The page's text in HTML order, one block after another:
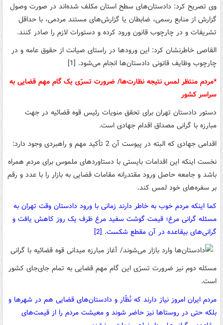
وی تصریح کرد: دادستان‌های سطح استان مکلف شده‌اند در صورت وصول
گزارش از منابع رسمی، ضابطان یا گزارش‌های مستند مردمی، با حداقل
تشریفات و در چارچوب قانون ورود کرده و دستورات لازم را صادر کنند.
القاصی خاطرنشان کرد: این ورودها در راستای صیانت از حقوق عامه و در
چارچوب وظایف قانونی دادستان‌ها انجام می‌شود. [1]
*مردم منتظر لمس نتیجه نظارت‌ها/ ضرورت تسرّی یک گام مهم قضایی به
سراسر کشور
دستور دادستان تهران برای تحقق منویات رئیس قوه قضائیه در جهت
مبارزه با گرانی مصداق اقدام جهادی است.
اقدامی جهادی که البته در پیوست آن 2 تأکید مهم و راهبردی وجود دارد:
نخست اینکه این اقدامات بایستی با دستاوردهای ملموس برای مردم همراه
باشد و جامعه حاصل ورود مقتدرانه مقامات قضایی به بازار را با عدد و رقم
بر سفره‌های خود لمس کند.
کما اینکه مردم خوب به خاطر دارند زمانی با ورود دادستان وقت تهران به
مسئله گرانی مرغ؛ قیمت گوشت سفید مرغ ظرف یک روز کاهش یافت و
گرانی‌های بیقاعده در آن مقطع شکست. [2]
مسئله دوم نیز ضرورت تسرّی این گام مهم قضایی به تمام جای‌جای کشور
است.
مردم ایران امروز نیاز دارند که نُظّار و دادستان‌های قضایی هم در شهرها و
بلکه حتی در روستاها نیز حاضر شوند و معیشت مردم را از قیمت‌های